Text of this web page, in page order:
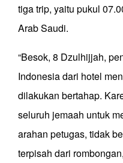
tiga trip, yaitu pukul
Arab Saudi.
“Besok, 8 Dzulhijjah,
Indonesia dari hotel
dilakukan bertahap.
seluruh jemaah untuk
arahan petugas, tidak
terpisah dari